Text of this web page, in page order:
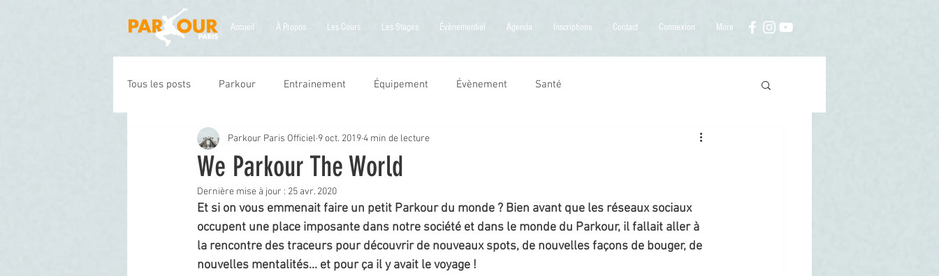
Accueil À Propos Les Cours Les Stages Évènementiel Agenda Inscriptions Contact Connexion More
Tous les posts Parkour Entrainement Équipement Évènement Santé
We Parkour The World
Parkour Paris Officiel 9 oct. 20194 min de lecture
Dernière mise à jour : 25 avr. 2020
Et si on vous emmenait faire un petit Parkour du monde ? Bien avant que les réseaux sociaux
occupent une place imposante dans notre société et dans le monde du Parkour, il fallait aller à
la rencontre des traceurs pour découvrir de nouveaux spots, de nouvelles façons de bouger, de
nouvelles mentalités... et pour ça il y avait le voyage !